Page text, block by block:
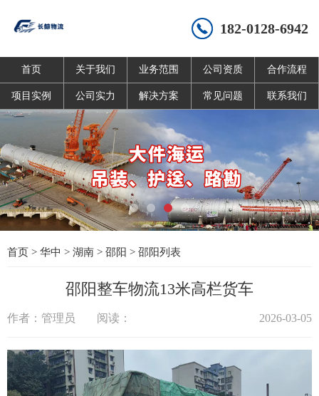
182-0128-6942
首页 关于我们 业务范围 公司资质 合作流程
项目实例 公司实力 解决方案 常见问题 联系我们
首页 > 华中 > 湖南 > 邵阳 > 邵阳列表
邵阳整车物流13米高栏货车
作者：管理员 阅读： 2026-03-05